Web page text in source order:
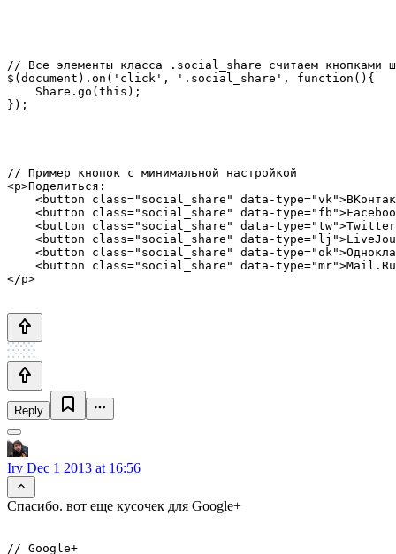
// Все элементы класса .social_share считаем кнопками
$(document).on('click', '.social_share', function(){
    Share.go(this);
// Пример кнопок с минимальной настройкой
<p>Поделиться:
<button class="social_share" data-
<button class="social_share" data-
<button class="social_share" data-
<button class="social_share" data-
<button class="social_share" data-
<button class="social_share" data-
Reply
Irv Dec 1 2013 at 16:56
Спасибо. вот еще кусочек для Google+
// Google+